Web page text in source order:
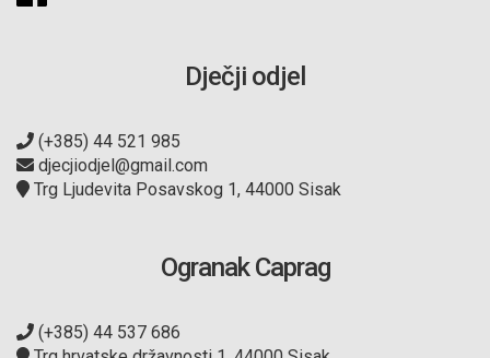
Dječji odjel
(+385) 44 521 985
djecjiodjel@gmail.com
Trg Ljudevita Posavskog 1, 44000 Sisak
Ogranak Caprag
(+385) 44 537 686